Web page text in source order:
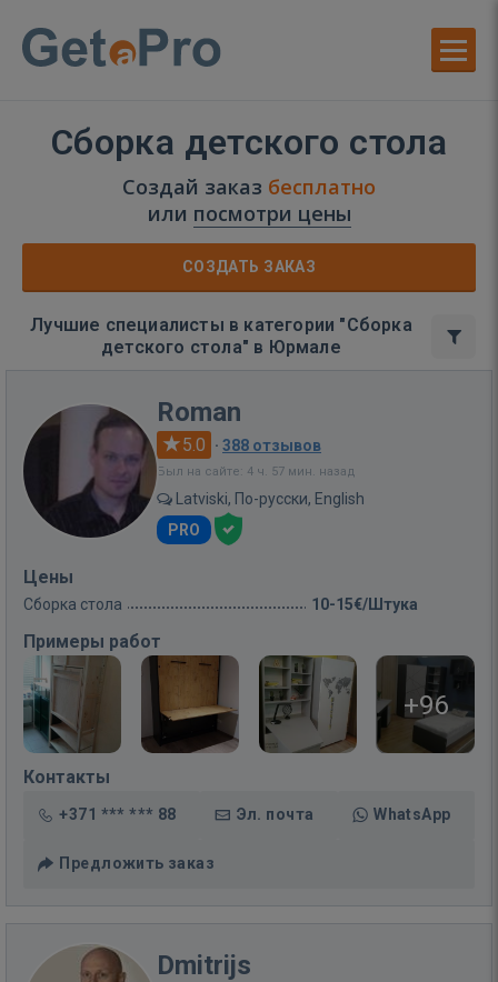
Сборка детского стола
Создай заказ бесплатно
или посмотри цены
СОЗДАТЬ ЗАКАЗ
Лучшие специалисты в категории "Сборка
детского стола" в Юрмале
Roman
5.0 · 388 отзывов
Был на сайте: 4 ч. 57 мин. назад
Latviski, По-русски, English
PRO
Цены
Сборка стола 10-15€/Штука
Примеры работ
+96
Контакты
+371 *** *** 88 Эл. почта WhatsApp
Предложить заказ
Dmitrijs